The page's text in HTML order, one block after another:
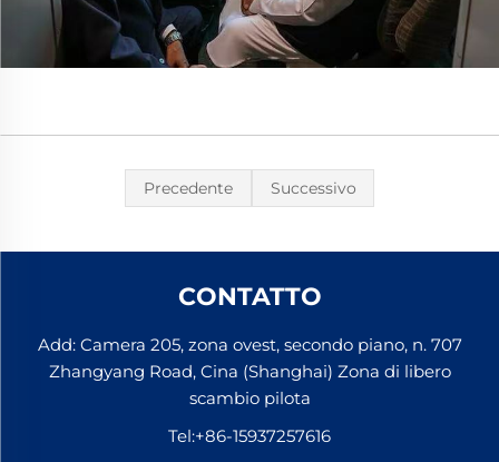
Precedente Successivo
CONTATTO
Add: Camera 205, zona ovest, secondo piano, n. 707
Zhangyang Road, Cina (Shanghai) Zona di libero
scambio pilota
Tel:+86-15937257616